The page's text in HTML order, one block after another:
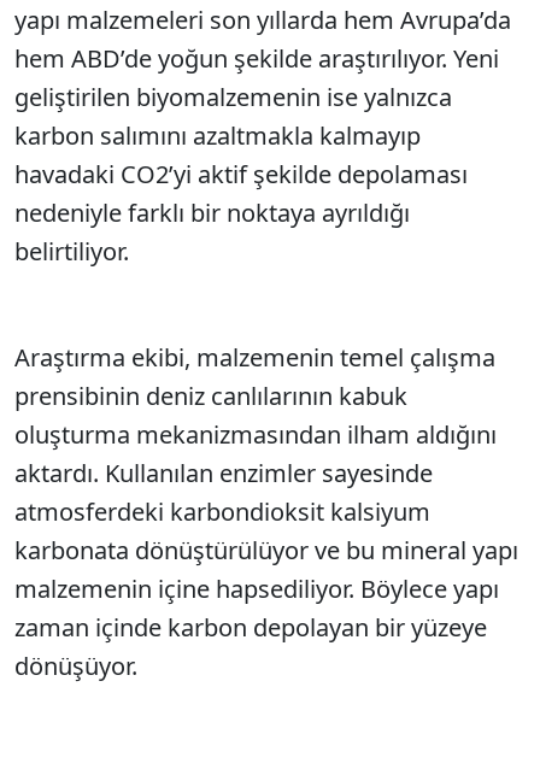
yapı malzemeleri son yıllarda hem Avrupa’da
hem ABD’de yoğun şekilde araştırılıyor. Yeni
geliştirilen biyomalzemenin ise yalnızca
karbon salımını azaltmakla kalmayıp
havadaki CO2’yi aktif şekilde depolaması
nedeniyle farklı bir noktaya ayrıldığı
belirtiliyor.
Araştırma ekibi, malzemenin temel çalışma
prensibinin deniz canlılarının kabuk
oluşturma mekanizmasından ilham aldığını
aktardı. Kullanılan enzimler sayesinde
atmosferdeki karbondioksit kalsiyum
karbonata dönüştürülüyor ve bu mineral yapı
malzemenin içine hapsediliyor. Böylece yapı
zaman içinde karbon depolayan bir yüzeye
dönüşüyor.